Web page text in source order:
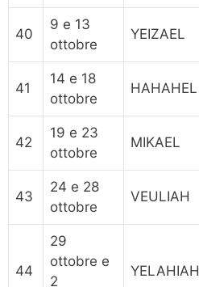
40
9 e 13
ottobre
YEIZAEL
41
14 e 18
ottobre
HAHAHEL
42
19 e 23
ottobre
MIKAEL
43
24 e 28
ottobre
VEULIAH
44
29
ottobre e
2
YELAHIAH